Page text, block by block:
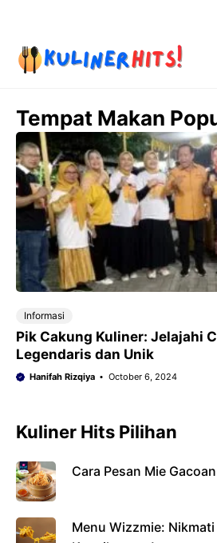
content
Tempat Makan
Informasi
Pik Cakung Kuliner: Jelajahi
Legendaris dan Unik
Hanifah Rizqiya October 6, 2024
Kuliner Hits Pilihan
Cara Pesan Mie
Menu Wizzmie: